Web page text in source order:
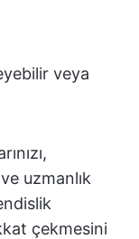
veya
uzmanlık
çekmesini